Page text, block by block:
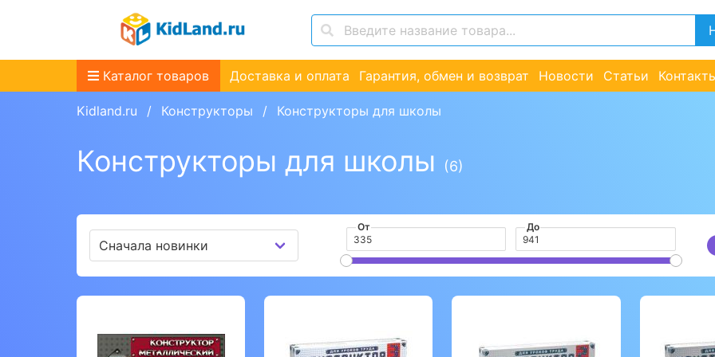
Каталог товаров Доставка и оплата Гарантия, обмен и возврат Новости Статьи
Kidland.ru Конструкторы Конструкторы для школы
Конструкторы для школы (6)
От До